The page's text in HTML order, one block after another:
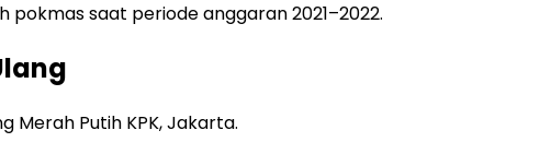
saat periode anggaran 2021–2022.
Merah Putih KPK, Jakarta.